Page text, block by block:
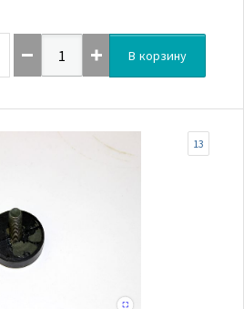
В корзину
13